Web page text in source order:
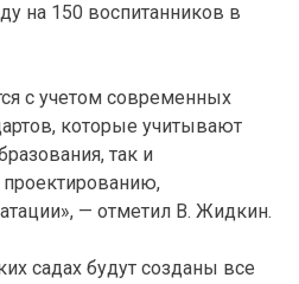
на 150 воспитанников в
с учетом современных
которые учитывают
так и
— отметил В. Жидкин.
садах будут созданы все